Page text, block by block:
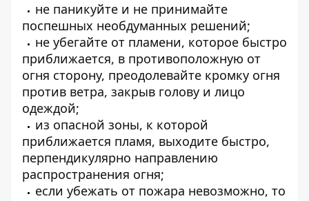
не паникуйте и не принимайте
поспешных необдуманных решений;
не убегайте от пламени, которое быстро
приближается, в противоположную от
огня сторону, преодолевайте кромку огня
против ветра, закрыв голову и лицо
одеждой;
из опасной зоны, к которой
приближается пламя, выходите быстро,
перпендикулярно направлению
распространения огня;
если убежать от пожара невозможно, то